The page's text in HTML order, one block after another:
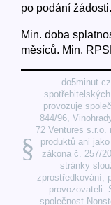
po podání žádosti.
Min. doba
měsíců. Min.
§
provozuje
844/96,
72 Ventures
produktů ani
zákona č. 257/
stránky
zprostředkování,
provozovateli.
společnost